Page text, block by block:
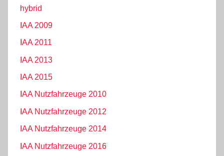
hybrid
IAA 2009
IAA 2011
IAA 2013
IAA 2015
IAA Nutzfahrzeuge 2010
IAA Nutzfahrzeuge 2012
IAA Nutzfahrzeuge 2014
IAA Nutzfahrzeuge 2016